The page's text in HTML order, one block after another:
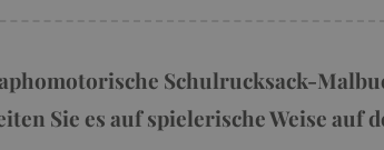
Schulrucksack-
Sie es auf spielerische Weise auf